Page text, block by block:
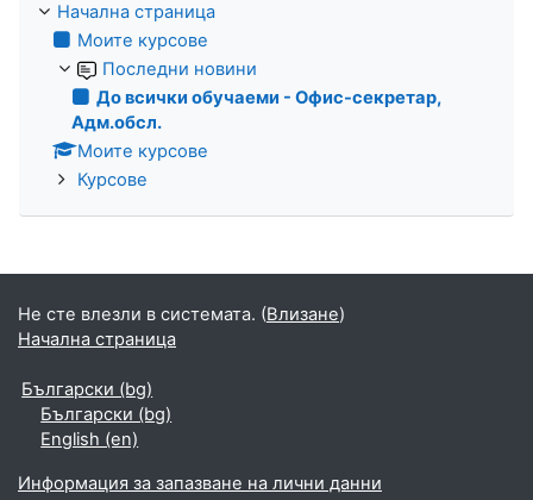
Начална страница
Моите курсове
Последни новини
До всички обучаеми - Офис-секретар,
Адм.обсл.
Моите курсове
Курсове
Не сте влезли в системата. (Влизане)
Начална страница
Български ‎(bg)‎
Български ‎(bg)‎
English ‎(en)‎
Информация за запазване на лични данни